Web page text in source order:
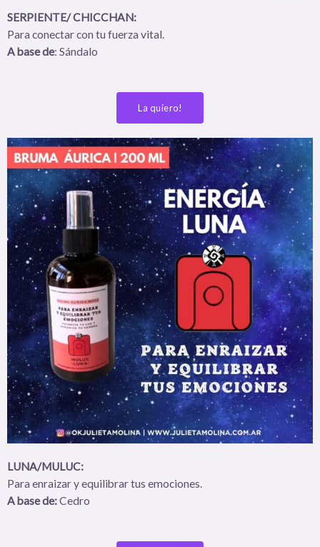
SERPIENTE/ CHICCHAN:
Para conectar con tu fuerza vital.
A base de: Sándalo
La quiero!
LUNA/MULUC:
Para enraizar y equilibrar tus emociones.
A base de:Cedro